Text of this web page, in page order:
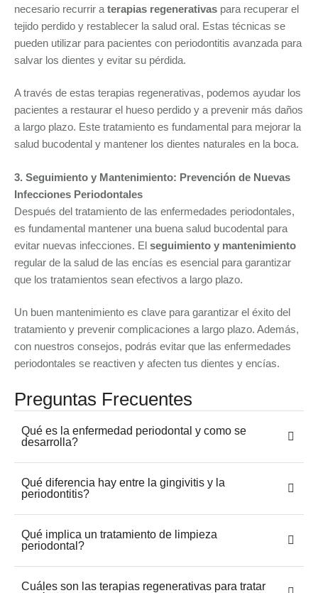
necesario recurrir a terapias regenerativas para recuperar el
tejido perdido y restablecer la salud oral. Estas técnicas se
pueden utilizar para pacientes con periodontitis avanzada para
salvar los dientes y evitar su pérdida.
A través de estas terapias regenerativas, podemos ayudar los
pacientes a restaurar el hueso perdido y a prevenir más daños
a largo plazo. Este tratamiento es fundamental para mejorar la
salud bucodental y mantener los dientes naturales en la boca.
3. Seguimiento y Mantenimiento: Prevención de Nuevas
Infecciones Periodontales
Después del tratamiento de las enfermedades periodontales,
es fundamental mantener una buena salud bucodental para
evitar nuevas infecciones. El seguimiento y mantenimiento
regular de la salud de las encías es esencial para garantizar
que los tratamientos sean efectivos a largo plazo.
Un buen mantenimiento es clave para garantizar el éxito del
tratamiento y prevenir complicaciones a largo plazo. Además,
con nuestros consejos, podrás evitar que las enfermedades
periodontales se reactiven y afecten tus dientes y encías.
Preguntas Frecuentes
Qué es la enfermedad periodontal y como se
desarrolla?
Qué diferencia hay entre la gingivitis y la
periodontitis?
Qué implica un tratamiento de limpieza
periodontal?
Cuáles son las terapias regenerativas para tratar